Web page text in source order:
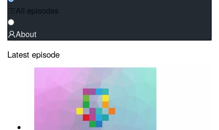
All episodes
About
Latest episode